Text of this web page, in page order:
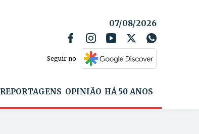
07/08/2026
Seguir no
REPORTAGENS OPINIÃO HÁ 50 ANOS